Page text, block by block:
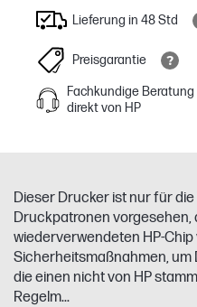
Lieferung in 48 Std
Preisgarantie
Fachkundige
direkt von HP
Dieser Drucker ist nur für
Druckpatronen
wiederverwendeten HP-
Sicherheitsmaßnahmen,
die einen nicht von HP
Regelm...